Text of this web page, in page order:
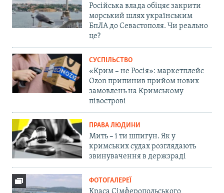
Російська влада обіцяє закрити
морський шлях українським
БпЛА до Севастополя. Чи реально
це?
СУСПІЛЬСТВО
«Крим – не Росія»: маркетплейс
Ozon припинив прийом нових
замовлень на Кримському
півострові
ПРАВА ЛЮДИНИ
Мить – і ти шпигун. Як у
кримських судах розглядають
звинувачення в держзраді
ФОТОГАЛЕРЕЇ